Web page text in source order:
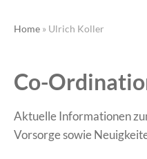
Home » Ulrich Koller
Co-
Aktuelle Informationen
Vorsorge sowie